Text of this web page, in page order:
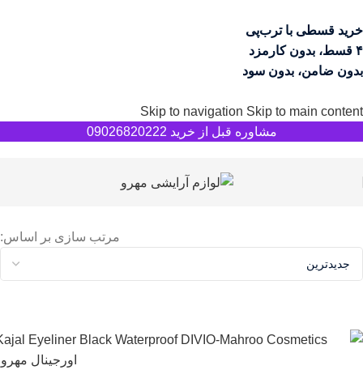
خرید قسطی با ترب‌پی
۴ قسط، بدون کارمزد
بدون ضامن، بدون سود
Skip to navigation Skip to main content
مشاوره قبل از خرید 09026820222
مرتب سازی بر اساس: